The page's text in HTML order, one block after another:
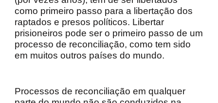
como primeiro passo para a libertação dos
raptados e presos políticos. Libertar
prisioneiros pode ser o primeiro passo de um
processo de reconciliação,como tem sido
em muitos outros países do mundo.
Processos de reconciliação em qualquer